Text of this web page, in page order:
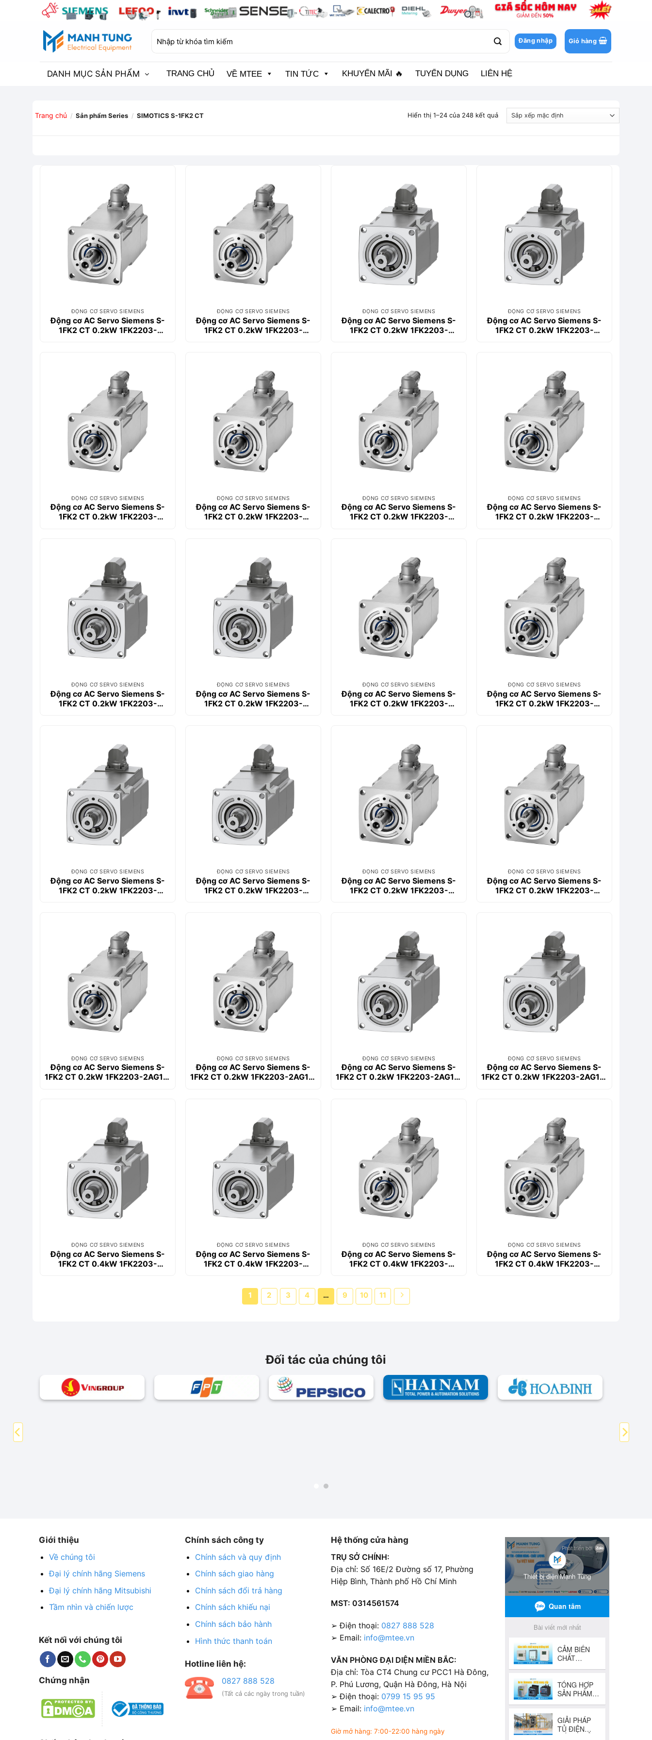
kiếm:
Đăng nhập Giỏ hàng
DANH MỤC SẢN PHẨM TRANG CHỦ VỀ MTEE TIN TỨC KHUYẾN MÃI 🔥 TUYỂN DỤNG LIÊN HỆ
Trang chủ / Sản phẩm Series / SIMOTICS S-1FK2 CT Hiển thị 1–24 của 248 kết quả
ĐỘNG CƠ SERVO SIEMENS
Động cơ AC Servo Siemens S-
1FK2 CT 0.2kW 1FK2203-
ĐỘNG CƠ SERVO SIEMENS
Động cơ AC Servo Siemens S-
1FK2 CT 0.2kW 1FK2203-
ĐỘNG CƠ SERVO SIEMENS
Động cơ AC Servo Siemens S-
1FK2 CT 0.2kW 1FK2203-
ĐỘNG CƠ SERVO SIEMENS
Động cơ AC Servo Siemens S-
1FK2 CT 0.2kW 1FK2203-
ĐỘNG CƠ SERVO SIEMENS
Động cơ AC Servo Siemens S-
1FK2 CT 0.2kW 1FK2203-
ĐỘNG CƠ SERVO SIEMENS
Động cơ AC Servo Siemens S-
1FK2 CT 0.2kW 1FK2203-
ĐỘNG CƠ SERVO SIEMENS
Động cơ AC Servo Siemens S-
1FK2 CT 0.2kW 1FK2203-
ĐỘNG CƠ SERVO SIEMENS
Động cơ AC Servo Siemens S-
1FK2 CT 0.2kW 1FK2203-
ĐỘNG CƠ SERVO SIEMENS
Động cơ AC Servo Siemens S-
1FK2 CT 0.2kW 1FK2203-
ĐỘNG CƠ SERVO SIEMENS
Động cơ AC Servo Siemens S-
1FK2 CT 0.2kW 1FK2203-
ĐỘNG CƠ SERVO SIEMENS
Động cơ AC Servo Siemens S-
1FK2 CT 0.2kW 1FK2203-
ĐỘNG CƠ SERVO SIEMENS
Động cơ AC Servo Siemens S-
1FK2 CT 0.2kW 1FK2203-
ĐỘNG CƠ SERVO SIEMENS
Động cơ AC Servo Siemens S-
1FK2 CT 0.2kW 1FK2203-
ĐỘNG CƠ SERVO SIEMENS
Động cơ AC Servo Siemens S-
1FK2 CT 0.2kW 1FK2203-
ĐỘNG CƠ SERVO SIEMENS
Động cơ AC Servo Siemens S-
1FK2 CT 0.2kW 1FK2203-
ĐỘNG CƠ SERVO SIEMENS
Động cơ AC Servo Siemens S-
1FK2 CT 0.2kW 1FK2203-
ĐỘNG CƠ SERVO SIEMENS
Động cơ AC Servo Siemens S-
1FK2 CT 0.2kW 1FK2203-2AG11-
ĐỘNG CƠ SERVO SIEMENS
Động cơ AC Servo Siemens S-
1FK2 CT 0.2kW 1FK2203-2AG11-
ĐỘNG CƠ SERVO SIEMENS
Động cơ AC Servo Siemens S-
1FK2 CT 0.2kW 1FK2203-2AG11-
ĐỘNG CƠ SERVO SIEMENS
Động cơ AC Servo Siemens S-
1FK2 CT 0.2kW 1FK2203-2AG11-
ĐỘNG CƠ SERVO SIEMENS
Động cơ AC Servo Siemens S-
1FK2 CT 0.4kW 1FK2203-
ĐỘNG CƠ SERVO SIEMENS
Động cơ AC Servo Siemens S-
1FK2 CT 0.4kW 1FK2203-
ĐỘNG CƠ SERVO SIEMENS
Động cơ AC Servo Siemens S-
1FK2 CT 0.4kW 1FK2203-
ĐỘNG CƠ SERVO SIEMENS
Động cơ AC Servo Siemens S-
1FK2 CT 0.4kW 1FK2203-
1 2 3 4 … 9 10 11
Đối tác của chúng tôi
Giới thiệu
Về chúng tôi
Đại lý chính hãng Siemens
Đại lý chính hãng Mitsubishi
Tầm nhìn và chiến lược
Kết nối với chúng tôi
Chứng nhận
Chính sách công ty
Chính sách và quy định
Chính sách giao hàng
Chính sách đổi trả hàng
Chính sách khiếu nại
Chính sách bảo hành
Hình thức thanh toán
Hotline liên hệ:
0827 888 528
(Tất cả các ngày trong tuần)
Hệ thống cửa hàng
TRỤ SỞ CHÍNH:
Địa chỉ: Số 16E/2 Đường số 17, Phường
Hiệp Bình, Thành phố Hồ Chí Minh
MST: 0314561574
➢ Điện thoại: 0827 888 528
➢ Email: info@mtee.vn
VĂN PHÒNG ĐẠI DIỆN MIỀN BẮC:
Địa chỉ: Tòa CT4 Chung cư PCC1 Hà Đông,
P. Phú Lương, Quận Hà Đông, Hà Nội
➢ Điện thoại: 0799 15 95 95
➢ Email: info@mtee.vn
Giờ mở hàng: 7:00-22:00 hàng ngày